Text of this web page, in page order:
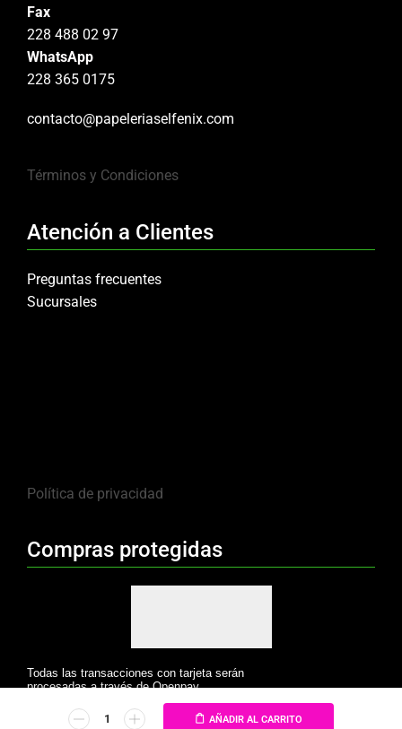
AÑADIR AL CARRITO
Fax
228 488 02 97
WhatsApp
228 365 0175
contacto@papeleriaselfenix.com
Términos y Condiciones
Atención a Clientes
Preguntas frecuentes
Sucursales
Política de privacidad
Compras protegidas
Todas las transacciones con tarjeta serán
procesadas a través de Openpay.